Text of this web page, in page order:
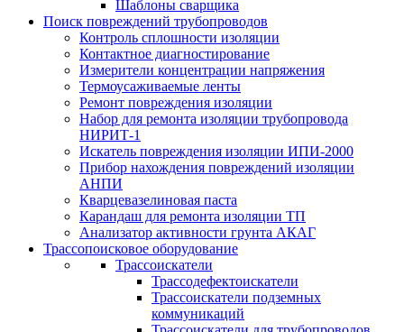
Шаблоны сварщика
Поиск повреждений трубопроводов
Контроль сплошности изоляции
Контактное диагностирование
Измерители концентрации напряжения
Термоусаживаемые ленты
Ремонт повреждения изоляции
Набор для ремонта изоляции трубопровода
НИРИТ-1
Искатель повреждения изоляции ИПИ-2000
Прибор нахождения повреждений изоляции
АНПИ
Кварцевазелиновая паста
Карандаш для ремонта изоляции ТП
Анализатор активности грунта АКАГ
Трассопоисковое оборудование
Трассоискатели
Трассодефектоискатели
Трассоискатели подземных
коммуникаций